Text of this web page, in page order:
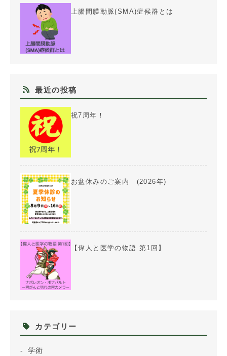
上腸間膜動脈(SMA)症候群とは
最近の投稿
祝7周年！
お盆休みのご案内 (2026年)
【偉人と医学の物語 第1回】
カテゴリー
学術